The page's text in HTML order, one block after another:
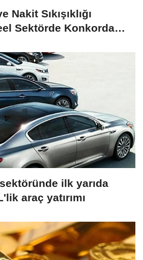
Nakit Sıkışıklığı
Sektörde Konkordato
ilk yarıda
araç yatırımı